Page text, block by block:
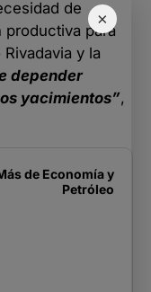
×
de
productiva para
y la
depender
yacimientos”,
de Economía y
Petróleo